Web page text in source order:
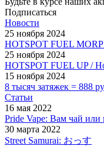
Подписаться
Новости
25 ноября 2024
HOTSPOT FUEL
25 ноября 2024
HOTSPOT FUEL UP /
15 ноября 2024
8 тысяч затяжек = 888
Статьи
16 мая 2022
Pride Vape: Вам чай или
30 марта 2022
Street Samurai: おっす